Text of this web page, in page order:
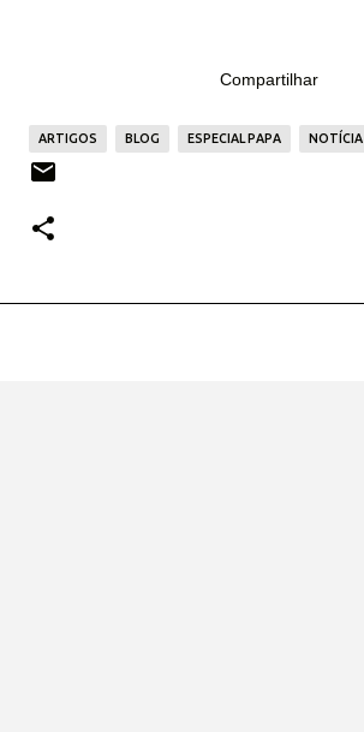
Compartilhar
ARTIGOS BLOG ESPECIAL PAPA NOTÍCIA